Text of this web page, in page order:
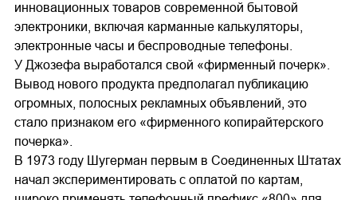
инновационных товаров современной бытовой
электроники, включая карманные калькуляторы,
электронные часы и беспроводные телефоны.
У Джозефа выработался свой «фирменный почерк».
Вывод нового продукта предполагал публикацию
огромных, полосных рекламных объявлений, это
стало признаком его «фирменного копирайтерского
почерка».
В 1973 году Шугерман первым в Соединенных Штатах
начал экспериментировать с оплатой по картам,